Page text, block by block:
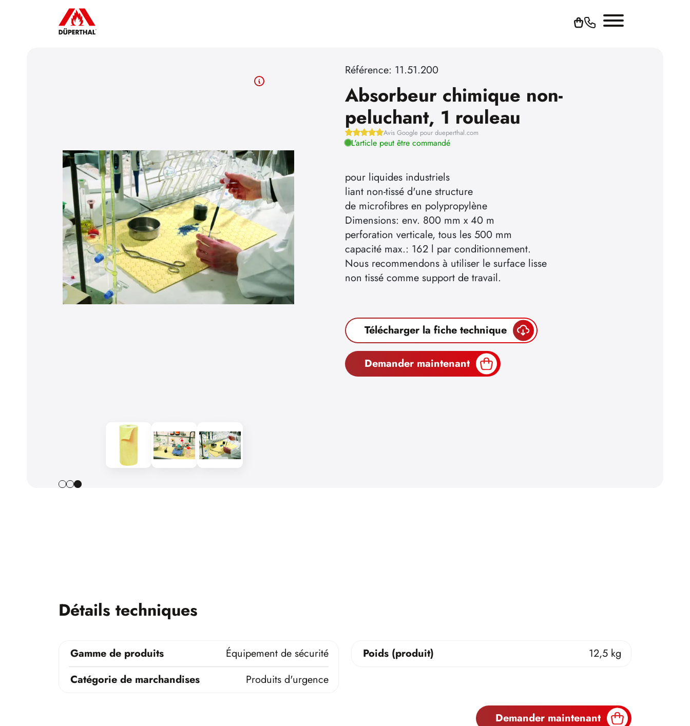
Référence: 11.51.200
Absorbeur chimique non-
peluchant, 1 rouleau
Avis Google pour dueperthal.com
L'article peut être commandé
pour liquides industriels
liant non-tissé d'une structure
de microfibres en polypropylène
Dimensions: env. 800 mm x 40 m
perforation verticale, tous les 500 mm
capacité max.: 162 l par conditionnement.
Nous recommendons à utiliser le surface lisse
non tissé comme support de travail.
Télécharger la fiche technique
Demander maintenant
Détails techniques
Gamme de produits
Équipement de sécurité
Catégorie de marchandises
Produits d'urgence
Poids (produit) 12,5 kg
Demander maintenant